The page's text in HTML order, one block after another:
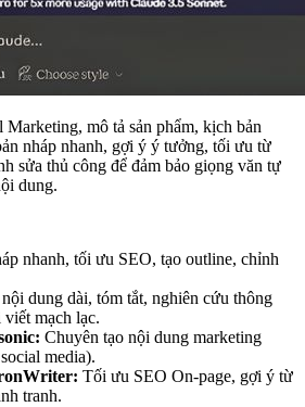
mô tả sản phẩm, kịch bản
nháp nhanh, gợi ý ý tưởng, tối ưu từ
sửa thủ công để đảm bảo giọng văn tự
dung.
nhanh, tối ưu SEO, tạo outline, chỉnh
dung dài, tóm tắt, nghiên cứu thông
mạch lạc.
Chuyên tạo nội dung marketing
media).
Tối ưu SEO On-page, gợi ý từ
tranh.